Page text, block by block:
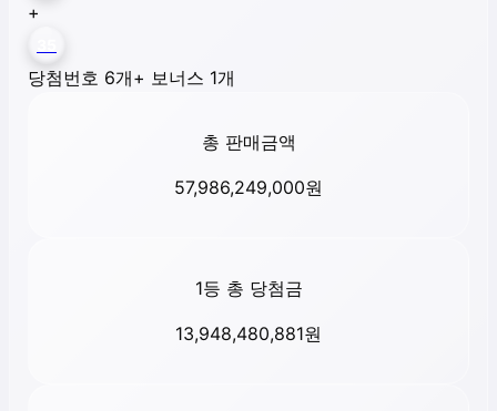
+
당첨번호 6개+ 보너스 1개
총 판매금액
57,986,249,000원
1등 총 당첨금
13,948,480,881원